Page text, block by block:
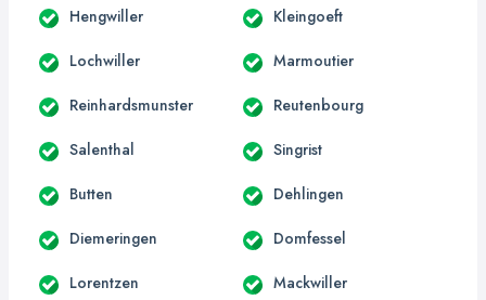
Hengwiller Kleingoeft
Lochwiller Marmoutier
Reinhardsmunster Reutenbourg
Salenthal Singrist
Butten Dehlingen
Diemeringen Domfessel
Lorentzen Mackwiller